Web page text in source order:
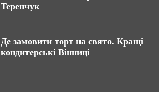
Теренчук
Де замовити торт на свято. Кращі
кондитерські Вінниці